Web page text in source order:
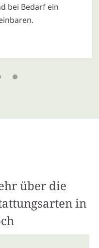
bei Bedarf ein
über die
in